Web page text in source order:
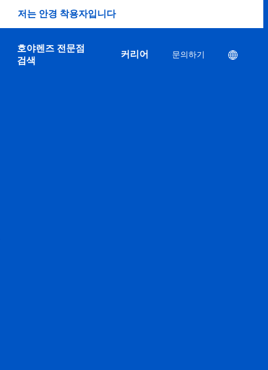
저는 안경 착용자입니다
호야렌즈 전문점
검색
커리어 문의하기 Location